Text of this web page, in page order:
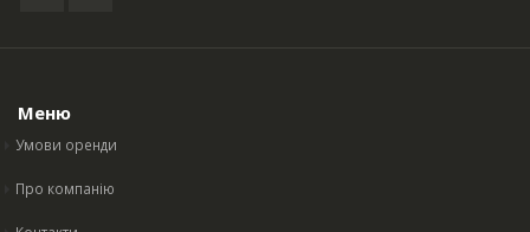
Умови оренди